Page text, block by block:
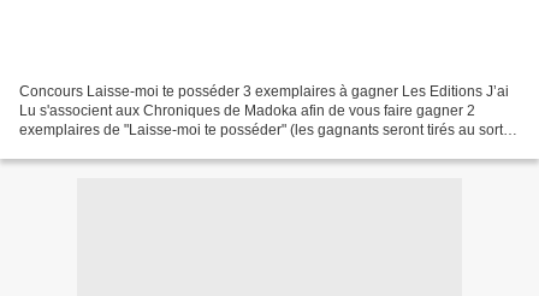
Concours Laisse-moi te posséder 3 exemplaires à gagner Les Editions J’ai
Lu s'associent aux Chroniques de Madoka afin de vous faire gagner 2
exemplaires de "Laisse-moi te posséder" (les gagnants seront tirés au sort).